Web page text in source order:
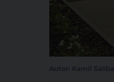
Autor: Kamil